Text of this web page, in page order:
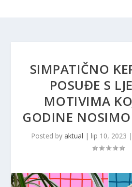
SIMPATIČNO
POSUĐE S
MOTIVIMA
GODINE
Posted by aktual | lip 10, 2023 |